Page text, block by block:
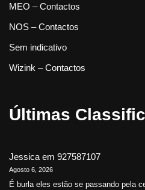
MEO – Contactos
NOS – Contactos
Sem indicativo
Wizink – Contactos
Últimas
Jessicaem 927587107
Agosto 6, 2026
É burla eles estão se passando pela